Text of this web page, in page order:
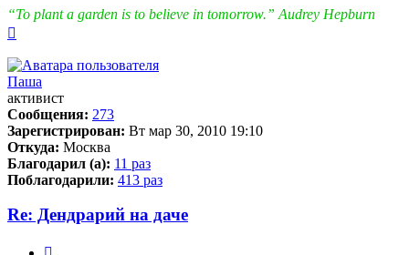
“To plant a garden is to believe in tomorrow.” Audrey Hepburn
началу
Паша
активист
Сообщения: 273
Зарегистрирован: Вт мар 30, 2010 19:10
Откуда: Москва
Благодарил (а): 11 раз
Поблагодарили: 413 раз
Re: Дендрарий на даче